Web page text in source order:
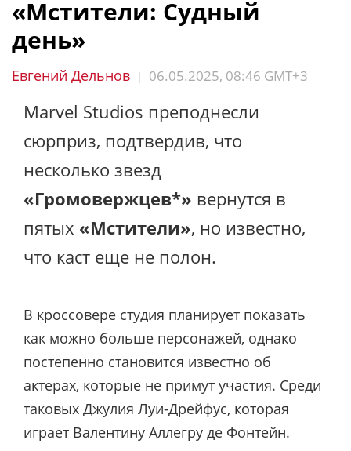
«Мстители: Судный
день»
Евгений Дельнов | 06.05.2025, 08:46 GMT+3
Marvel Studios преподнесли
сюрприз, подтвердив, что
несколько звезд
«Громовержцев*» вернутся в
пятых «Мстители», но известно,
что каст еще не полон.
В кроссовере студия планирует показать
как можно больше персонажей, однако
постепенно становится известно об
актерах, которые не примут участия. Среди
таковых Джулия Луи-Дрейфус, которая
играет Валентину Аллегру де Фонтейн.